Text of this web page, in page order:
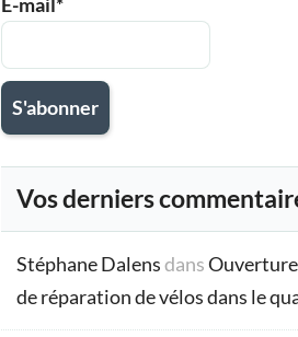
Vos derniers
Stéphane Dalensdans
de réparation de vélos dans le